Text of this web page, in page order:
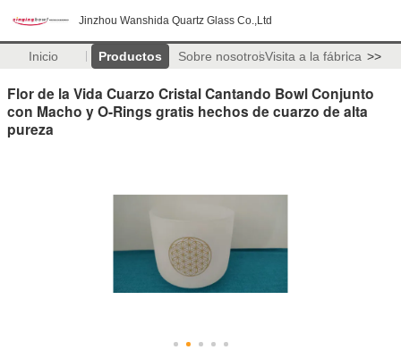
Jinzhou Wanshida Quartz Glass Co.,Ltd
Inicio Productos Sobre nosotrosVisita a la fábrica >>
Flor de la Vida Cuarzo Cristal Cantando Bowl Conjunto
con Macho y O-Rings gratis hechos de cuarzo de alta
pureza